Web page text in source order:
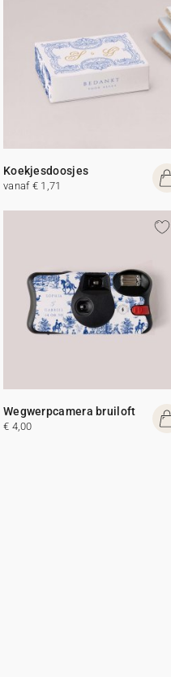
Koekjesdoosjes
vanaf € 1,71
Wegwerpcamera bruiloft
€ 4,00